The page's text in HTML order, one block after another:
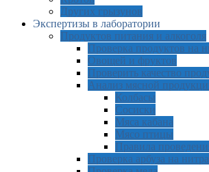
Других грызунов
Экспертизы в лаборатории
Продуктов питания и алкоголя
Проверка продуктов на
Овощей и фруктов
Проверить качество
Анализ мясной
Колбасы
Сосиски
Мяса кабана
Мясо птицы
Правила
Проверка арбуза на